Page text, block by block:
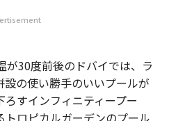
が30度前後のドバイでは、ラ
の使い勝手のいいプールが
すインフィニティープー
ロピカルガーデンのプール